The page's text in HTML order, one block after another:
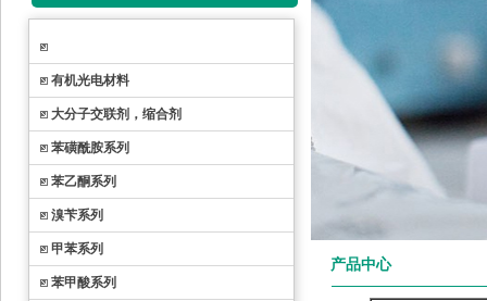
有机光电材料
大分子交联剂，缩合剂
苯磺酰胺系列
苯乙酮系列
溴苄系列
甲苯系列
苯甲酸系列
产品中心